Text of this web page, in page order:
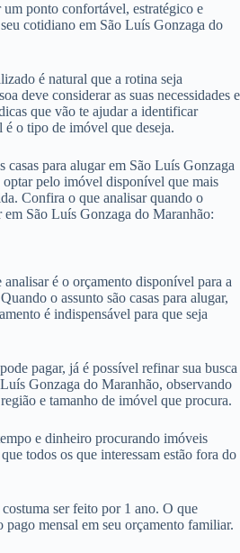
um ponto confortável, estratégico e
cotidiano em São Luís Gonzaga do
é natural que a rotina seja
deve considerar as suas necessidades e
que vão te ajudar a identificar
o tipo de imóvel que deseja.
casas para alugar em São Luís Gonzaga
optar pelo imóvel disponível que mais
Confira o que analisar quando o
em São Luís Gonzaga do Maranhão:
é o orçamento disponível para a
o assunto são casas para alugar,
é indispensável para que seja
pagar, já é possível refinar sua busca
Gonzaga do Maranhão, observando
e tamanho de imóvel que procura.
e dinheiro procurando imóveis
todos os que interessam estão fora do
ser feito por 1 ano. O que
pago mensal em seu orçamento familiar.